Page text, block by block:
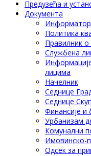
Предузећа и
Документа
Политика
Правилник о
Службена
лицима
Начелник
Седнице
Седнице
Финансије и
Урбанизам
Комунални
Имовинско-
Одсек за